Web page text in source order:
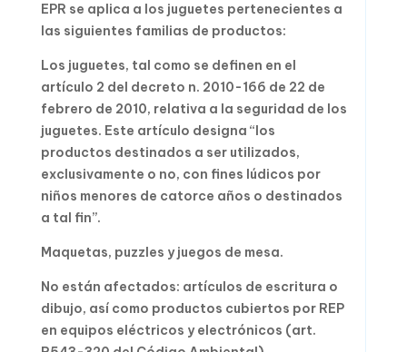
EPR se aplica a los juguetes pertenecientes a
las siguientes familias de productos:
Los juguetes, tal como se definen en el
artículo 2 del decreto n. 2010-166 de 22 de
febrero de 2010, relativa a la seguridad de los
juguetes. Este artículo designa “los
productos destinados a ser utilizados,
exclusivamente o no, con fines lúdicos por
niños menores de catorce años o destinados
a tal fin”.
Maquetas, puzzles y juegos de mesa.
No están afectados: artículos de escritura o
dibujo, así como productos cubiertos por REP
en equipos eléctricos y electrónicos (art.